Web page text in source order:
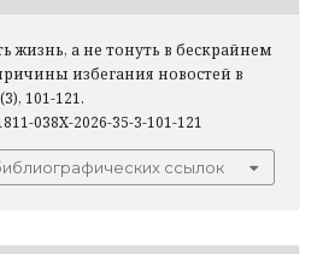
жизнь, а не тонуть в бескрайнем
избегания новостей в
(3), 101-121.
038X-2026-35-3-101-121
ссылок